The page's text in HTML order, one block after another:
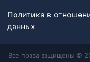
Политика в
данных
Все права защищены ©